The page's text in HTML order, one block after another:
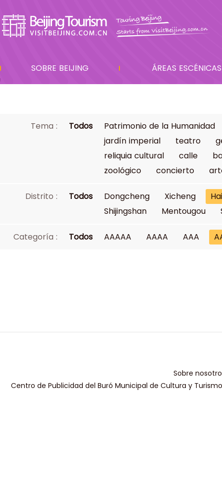
SOBRE BEIJING ÁREAS ESCÉNICAS
Tema : Todos
Patrimonio de la Humanidad
jardín imperial
teatro
reliquia cultural
calle
zoológico
concierto
Distrito : Todos Dongcheng Xicheng
Shijingshan
Mentougou
Categoría : Todos AAAAA AAAA AAA
Sobre
Centro de Publicidad del Buró Municipal de Cultura y